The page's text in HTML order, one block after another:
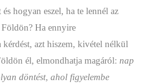
hogyan eszel, ha te lennél az
Ha ennyire
kérdést, azt hiszem, kivétel nélkül
él, elmondhatja magáról: nap
döntést, ahol figyelembe